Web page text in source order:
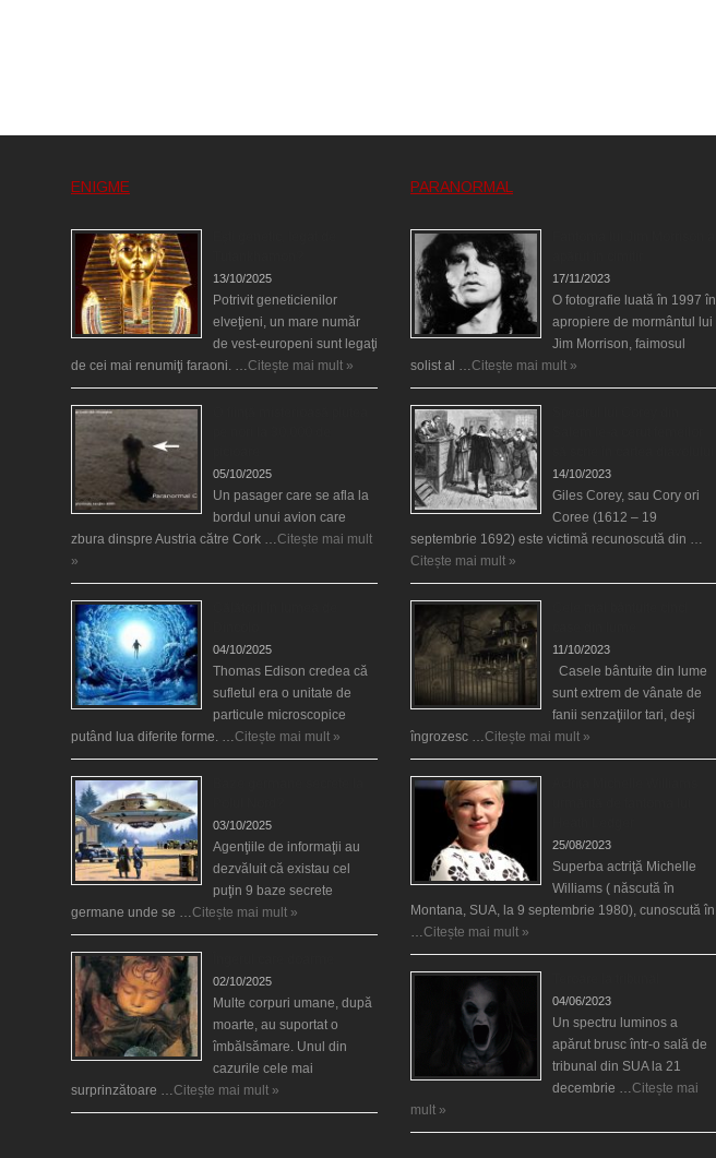
ENIGME
13/10/2025
Potrivit geneticienilor
elveţieni, un mare număr
de vest-europeni sunt legaţi
de cei mai renumiţi faraoni. …Citește mai mult »
05/10/2025
Un pasager care se afla la
bordul unui avion care
zbura dinspre Austria către Cork …Citește mai mult
»
04/10/2025
Thomas Edison credea că
sufletul era o unitate de
particule microscopice
putând lua diferite forme. …Citește mai mult »
03/10/2025
Agenţiile de informaţii au
dezvăluit că existau cel
puţin 9 baze secrete
germane unde se …Citește mai mult »
02/10/2025
Multe corpuri umane, după
moarte, au suportat o
îmbălsămare. Unul din
cazurile cele mai
surprinzătoare …Citește mai mult »
PARANORMAL
17/11/2023
O fotografie luată în 1997 în
apropiere de mormântul lui
Jim Morrison, faimosul
solist al …Citește mai mult »
14/10/2023
Giles Corey, sau Cory ori
Coree (1612 – 19
septembrie 1692) este victimă recunoscută din …
Citește mai mult »
11/10/2023
Casele bântuite din lume
sunt extrem de vânate de
fanii senzaţiilor tari, deşi
îngrozesc …Citește mai mult »
25/08/2023
Superba actriţă Michelle
Williams ( născută în
Montana, SUA, la 9 septembrie 1980), cunoscută în
…Citește mai mult »
04/06/2023
Un spectru luminos a
apărut brusc într-o sală de
tribunal din SUA la 21
decembrie …Citește mai
mult »